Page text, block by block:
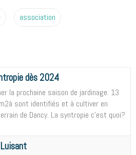
association
dès 2024
la prochaine saison de jardinage. 13
sont identifiés et à cultiver en
de Dancy. La syntropie c'est quoi?